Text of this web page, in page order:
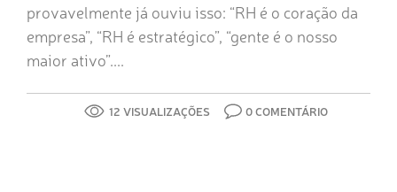
provavelmente já ouviu isso: “RH é o coração da
empresa”, “RH é estratégico”, “gente é o nosso
maior ativo”....
12 VISUALIZAÇÕES 0 COMENTÁRIO